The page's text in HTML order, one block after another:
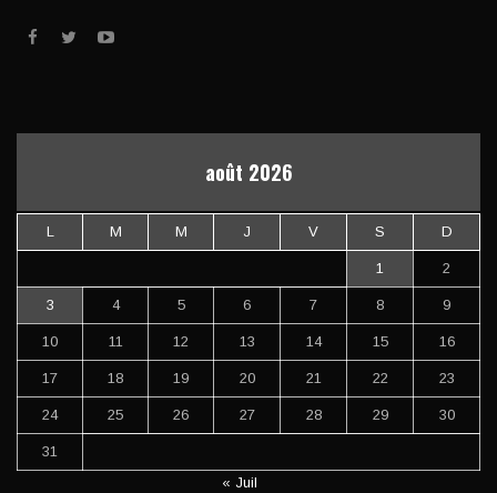
août 2026
L M M J V S D
1 2
3 4 5 6 7 8 9
10 11 12 13 14 15 16
17 18 19 20 21 22 23
24 25 26 27 28 29 30
31
« Juil